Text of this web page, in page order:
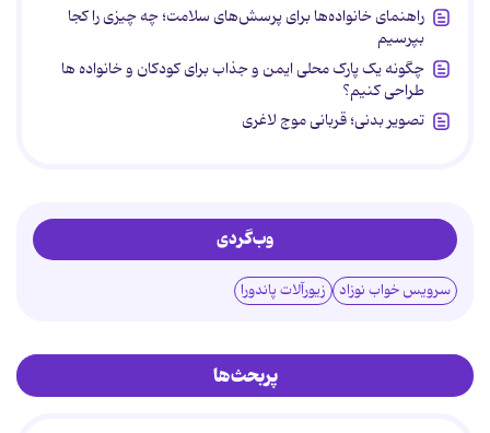
راهنمای خانواده‌ها برای پرسش‌های سلامت؛ چه چیزی را کجا
بپرسیم
چگونه یک پارک محلی ایمن و جذاب برای کودکان و خانواده ها
طراحی کنیم؟
تصویر بدنی؛ قربانی موج لاغری
وب‌گردی
سرویس خواب نوزاد زیورآلات پاندورا
پربحث‌ها